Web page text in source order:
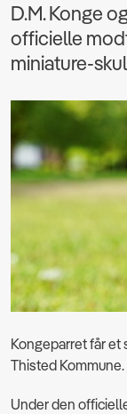
D.M. Konge
officielle
miniature-
Kongeparret får
Thisted Kommune.
Under den